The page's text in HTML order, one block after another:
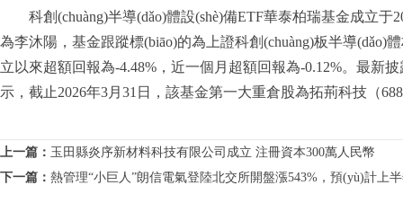
科創(chuàng)半導(dǎo)體設(shè)備ETF華泰柏瑞基金成立于
為李沐陽，基金跟蹤標(biāo)的為上證科創(chuàng)板半導(dǎo)
立以來超額回報為-4.48%，近一個月超額回報為-0.12%。最新
示，截止2026年3月31日，該基金第一大重倉股為拓荊科技（688072
上一篇： 玉田縣炎序新材料科技有限公司成立 注冊資本300萬人民幣
下一篇： 熱管理“小巨人”朗信電氣登陸北交所開盤漲543%，預(yù)計上